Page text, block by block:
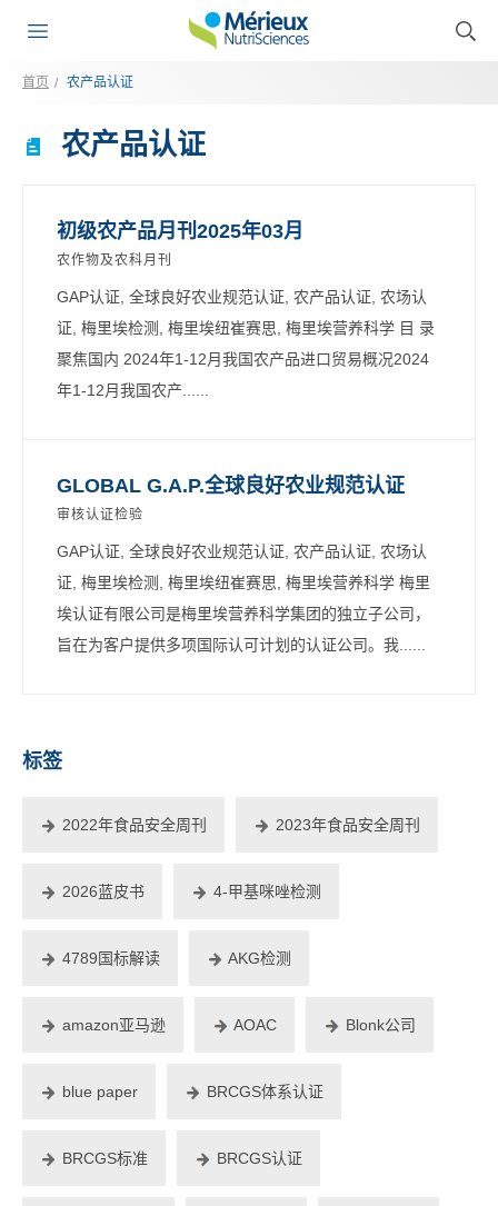
首页 农产品认证
农产品认证
初级农产品月刊2025年03月
农作物及农科月刊
GAP认证, 全球良好农业规范认证, 农产品认证, 农场认
证, 梅里埃检测, 梅里埃纽崔赛思, 梅里埃营养科学 目 录
聚焦国内 2024年1-12月我国农产品进口贸易概况2024
年1-12月我国农产......
GLOBAL G.A.P.全球良好农业规范认证
审核认证检验
GAP认证, 全球良好农业规范认证, 农产品认证, 农场认
证, 梅里埃检测, 梅里埃纽崔赛思, 梅里埃营养科学 梅里
埃认证有限公司是梅里埃营养科学集团的独立子公司，
旨在为客户提供多项国际认可计划的认证公司。我......
标签
2022年食品安全周刊 2023年食品安全周刊
2026蓝皮书 4-甲基咪唑检测
4789国标解读 AKG检测
amazon亚马逊 AOAC Blonk公司
blue paper BRCGS体系认证
BRCGS标准 BRCGS认证